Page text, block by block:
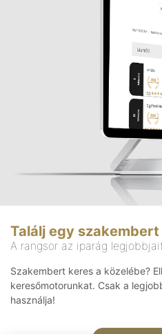
Találj egy szakembert
A rangsor az iparág
Szakembert keres a közelébe?
keresőmotorunkat. Csak a
használja!